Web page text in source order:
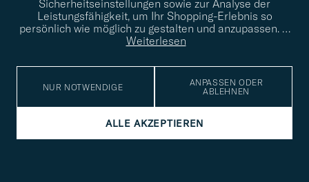
PATAGONIA
Sisar Down Jacket Black
LXL
PATAGONIA
Beanie Hat Andes Blue
50€
OUTDOOR OUTDOOR
Sicherheitseinstellungen sowie zur Analyse der
Leistungsfähigkeit, um Ihr Shopping-Erlebnis so
persönlich wie möglich zu gestalten und anzupassen. …
Weiterlesen
NUR NOTWENDIGE
ANPASSEN ODER
ABLEHNEN
ALLE AKZEPTIEREN